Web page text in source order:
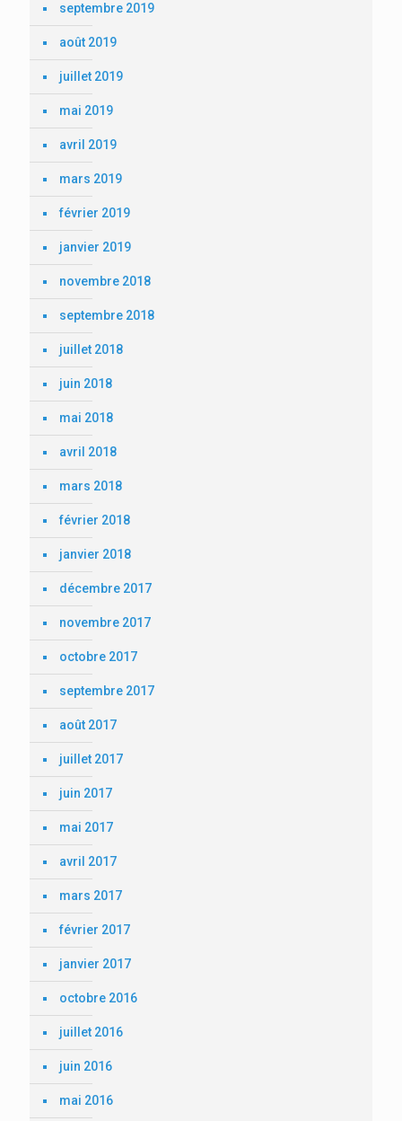
septembre 2019
août 2019
juillet 2019
mai 2019
avril 2019
mars 2019
février 2019
janvier 2019
novembre 2018
septembre 2018
juillet 2018
juin 2018
mai 2018
avril 2018
mars 2018
février 2018
janvier 2018
décembre 2017
novembre 2017
octobre 2017
septembre 2017
août 2017
juillet 2017
juin 2017
mai 2017
avril 2017
mars 2017
février 2017
janvier 2017
octobre 2016
juillet 2016
juin 2016
mai 2016